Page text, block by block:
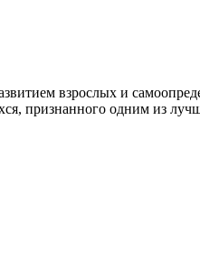
взрослых и
признанного одним из